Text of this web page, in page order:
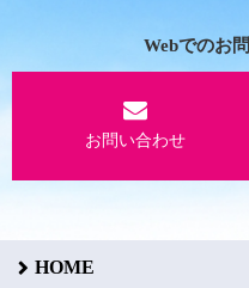
Webでのお
お問い合わせ
HOME